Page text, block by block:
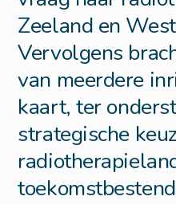
Zeeland en
Vervolgens
van meerdere
kaart, ter
strategische